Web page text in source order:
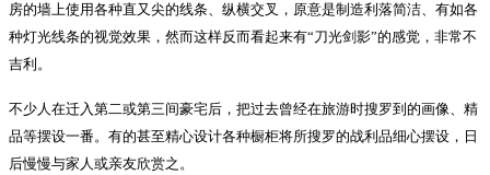
房的墙上使用各种直又尖的线条、纵横交叉，原意是制造利落简洁、有如各
种灯光线条的视觉效果，然而这样反而看起来有“刀光剑影”的感觉，非常不
吉利。
不少人在迁入第二或第三间豪宅后，把过去曾经在旅游时搜罗到的画像、精
品等摆设一番。有的甚至精心设计各种橱柜将所搜罗的战利品细心摆设，日
后慢慢与家人或亲友欣赏之。